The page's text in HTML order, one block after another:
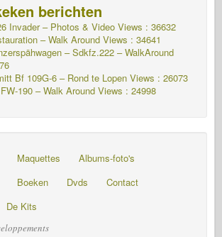
berichten
Invader – Photos & Video Views : 36632
– Walk Around Views : 34641
– Sdkfz.222 – WalkAround
Bf 109G-6 – Rond te Lopen Views : 26073
190 – Walk Around Views : 24998
Maquettes
Albums-foto's
Boeken Dvds
Contact
De Kits